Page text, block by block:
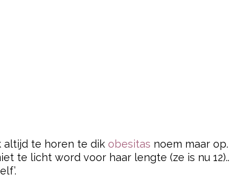
altijd te horen te dik obesitas noem maar
te licht word voor haar lengte (ze is nu